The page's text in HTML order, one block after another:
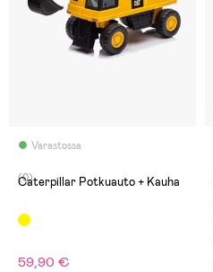
Varastossa
(0)
Caterpillar Potkuauto + Kauha
59,90 €